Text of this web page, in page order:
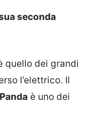
seconda
quello dei grandi
l’elettrico. Il
è uno dei